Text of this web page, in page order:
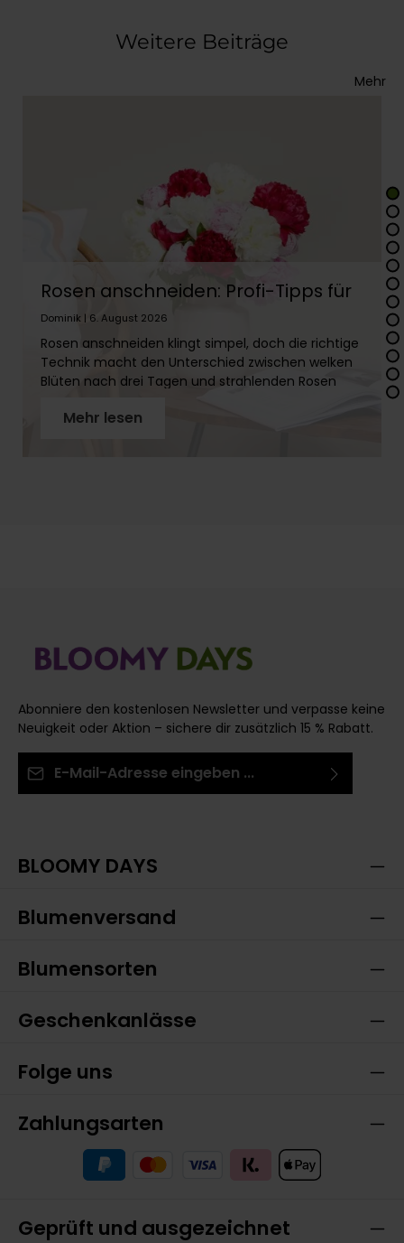
Weitere Beiträge
Mehr
Rosen anschneiden: Profi-Tipps für
lange Frische
Dominik | 6. August 2026
Rosen anschneiden klingt simpel, doch die richtige
Technik macht den Unterschied zwischen welken
Blüten nach drei Tagen und strahlenden Rosen
Schritt für Schritt, wie Du Rosenstiele richtig
Mehr lesen
Abonniere den kostenlosen Newsletter und verpasse keine
Neuigkeit oder Aktion – sichere dir zusätzlich 15 % Rabatt.
BLOOMY DAYS
Blumenversand
Blumensorten
Geschenkanlässe
Folge uns
Zahlungsarten
Geprüft und ausgezeichnet